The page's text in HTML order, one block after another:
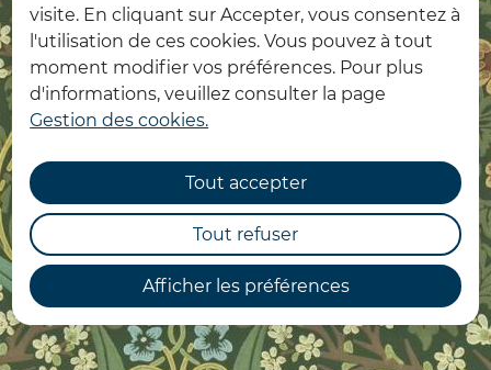
visite. En cliquant sur Accepter, vous consentez à
l'utilisation de ces cookies. Vous pouvez à tout
moment modifier vos préférences. Pour plus
d'informations, veuillez consulter la page
Gestion des cookies.
Afficher les préférences
Tout accepter
Tout refuser